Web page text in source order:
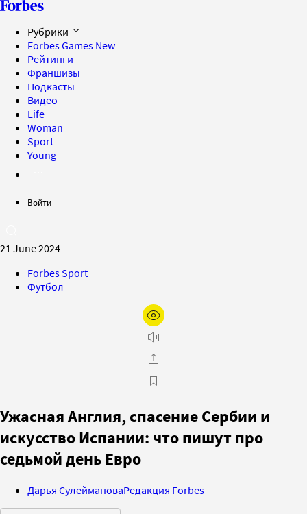
Рубрики
Forbes Games New
Рейтинги
Франшизы
Подкасты
Видео
Life
Woman
Sport
Young
Войти
21 June 2024
Forbes Sport
Футбол
Ужасная Англия, спасение Сербии и
искусство Испании: что пишут про
седьмой день Евро
Дарья СулеймановаРедакция Forbes